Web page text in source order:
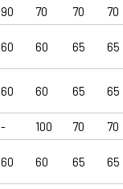
90 70 70 70
60 60 65 65
60 60 65 65
- 100 70 70
60 60 65 65